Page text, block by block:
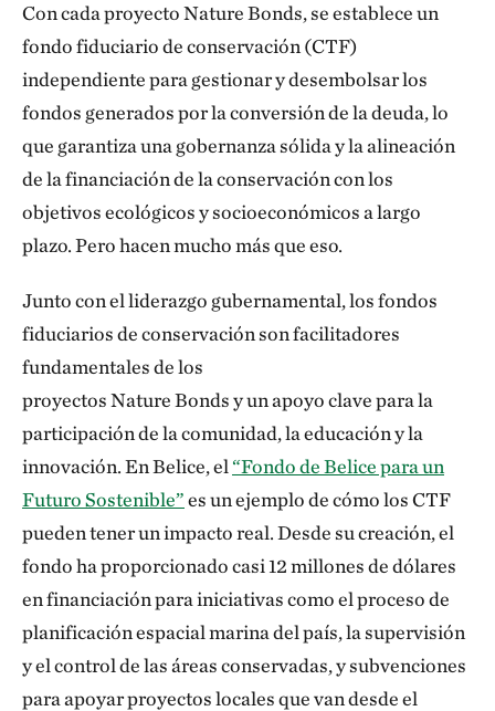
Con cada proyecto Nature Bonds, se establece un
fondo fiduciario de conservación (CTF)
independiente para gestionar y desembolsar los
fondos generados por la conversión de la deuda, lo
que garantiza una gobernanza sólida y la alineación
de la financiación de la conservación con los
objetivos ecológicos y socioeconómicos a largo
plazo. Pero hacen mucho más que eso.
Junto con el liderazgo gubernamental, los fondos
fiduciarios de conservación son facilitadores
fundamentales de los
proyectos Nature Bonds y un apoyo clave para la
participación de la comunidad, la educación y la
innovación. En Belice, el “Fondo de Belice para un
Futuro Sostenible”es un ejemplo de cómo los CTF
pueden tener un impacto real. Desde su creación, el
fondo ha proporcionado casi 12 millones de dólares
en financiación para iniciativas como el proceso de
planificación espacial marina del país, la supervisión
y el control de las áreas conservadas, y subvenciones
para apoyar proyectos locales que van desde el